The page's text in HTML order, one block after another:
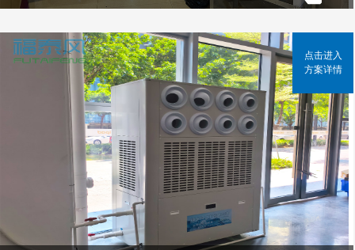
点击进入
方案详情